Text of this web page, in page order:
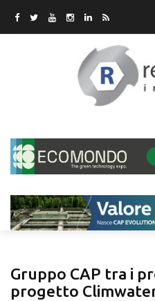
Gruppo CAP tra i
progetto